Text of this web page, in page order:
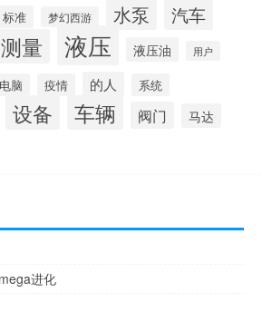
标准 梦幻西游 水泵 汽车
测量 液压 液压油 用户
电脑 疫情 的人 系统
设备 车辆 阀门 马达
进化